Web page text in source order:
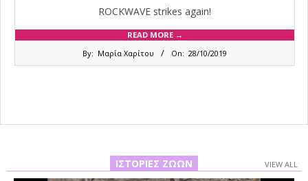
ROCKWAVE strikes again!
READ MORE →
By: Μαρία Χαρίτου On: 28/10/2019
ΙΣΤΟΡΊΕΣ ΖΏΩΝ VIEW ALL